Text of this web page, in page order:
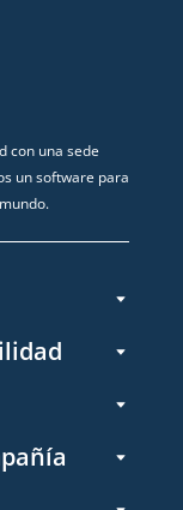
con una sede
un software para